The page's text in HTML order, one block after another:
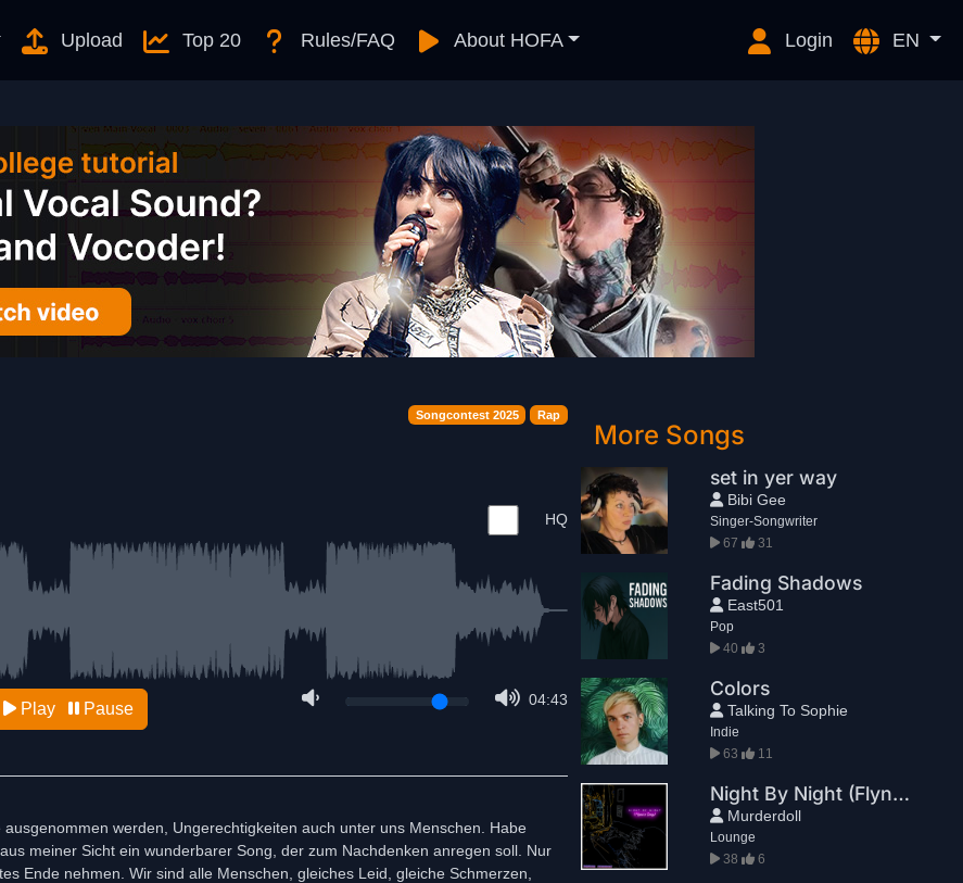
Upload Top 20 Rules/FAQ About HOFA Login EN
Songcontest 2025 Rap
HQ
04:43
Play Pause
werden, Ungerechtigkeiten auch unter uns Menschen. Habe
meiner Sicht ein wunderbarer Song, der zum Nachdenken anregen soll. Nur
Ende nehmen. Wir sind alle Menschen, gleiches Leid, gleiche Schmerzen,
More Songs
set in yer way
Bibi Gee
Singer-Songwriter
67
31
Fading Shadows
East501
Pop
40
3
Colors
Talking To Sophie
Indie
63
11
Night By Night (Flynn's Song)
Murderdoll
Lounge
38
6